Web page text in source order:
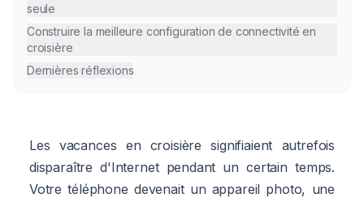
seule
Construire la meilleure configuration de connectivité en
croisière
Dernières réflexions
Les vacances en croisière signifiaient autrefois
disparaître d'Internet pendant un certain temps.
Votre téléphone devenait un appareil photo, une